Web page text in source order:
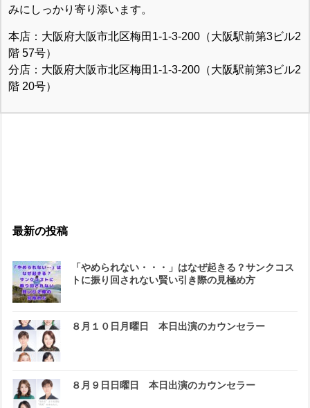
みにしっかり寄り添います。
本店：大阪府大阪市北区梅田1-1-3-200（大阪駅前第3ビル2
階 57号）
分店：大阪府大阪市北区梅田1-1-3-200（大阪駅前第3ビル2
階 20号）
最新の投稿
「やめられない・・・」はなぜ起きる？サンクコス
トに振り回されない賢い引き際の見極め方
８月１０日月曜日 本日出演のカウンセラー
８月９日日曜日 本日出演のカウンセラー